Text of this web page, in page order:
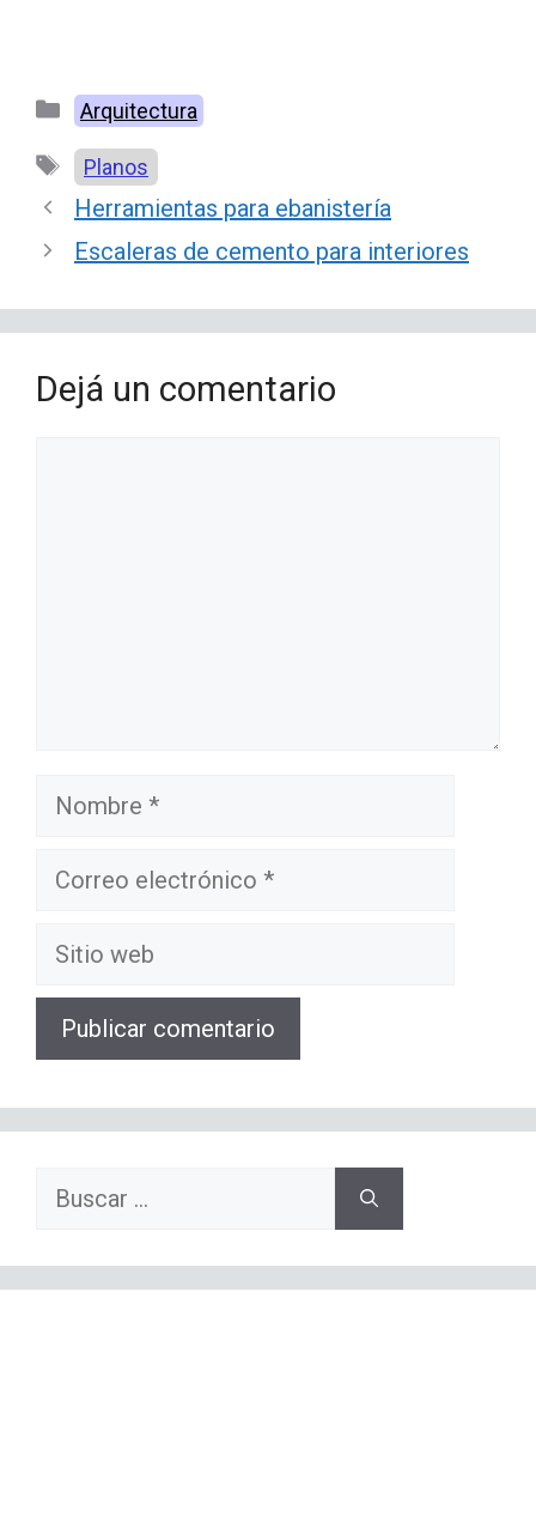
Categorías
Arquitectura
Etiquetas
Planos
Herramientas para ebanistería
Escaleras de cemento para interiores
Dejá un comentario
Nombre
Correo
Sitio
Buscar: